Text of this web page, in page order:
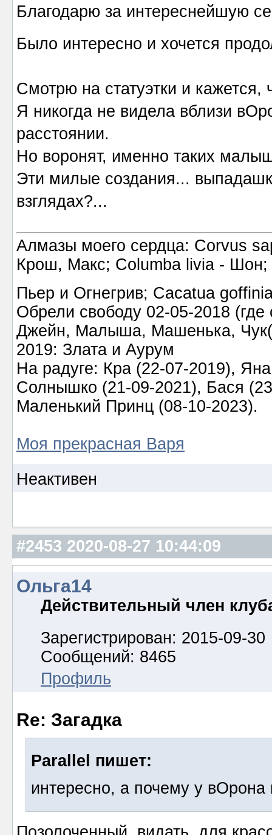
Благодарю за интереснейшую
Было интересно и хочется
Смотрю на статуэтки и кажется,
Я никогда не видела вблизи
расстоянии.
Но воронят, именно таких
Эти милые создания...
взглядах?...
Алмазы моего сердца: Corvus
Крош, Макс; Columba livia -
Пьер и Огнегрив; Cacatua
Обрели свободу 02-05-2018
Джейн, Малыша, Машенька,
2019: Злата и Аурум
На радуге: Кра (22-07-2019),
Солнышко (21-09-2021), Бася
Маленький Принц (08-10-2023).
Моя прекрасная Варя
Неактивен
#2453 2020-08-27 10:44:09
Ольга14
Действительный член
Зарегистрирован: 2015-09-30
Сообщений: 8465
Профиль
Re: Загадка
Parallel пишет:
интересно, а почему у вОрона